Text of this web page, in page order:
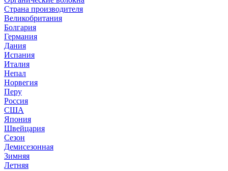
Страна производителя
Великобритания
Болгария
Германия
Дания
Испания
Италия
Непал
Норвегия
Перу
Россия
США
Япония
Швейцария
Сезон
Демисезонная
Зимняя
Летняя